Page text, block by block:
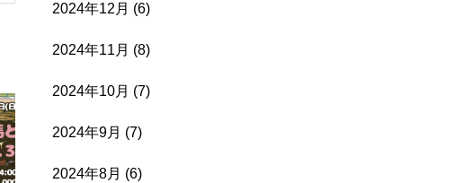
2024年12月 (6)
2024年11月 (8)
2024年10月 (7)
2024年9月 (7)
2024年8月 (6)